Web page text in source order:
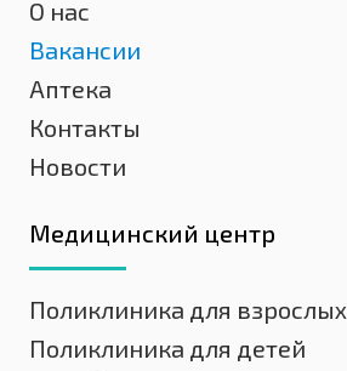
О нас
Вакансии
Аптека
Контакты
Новости
Медицинский центр
Поликлиника для взрослых
Поликлиника для детей